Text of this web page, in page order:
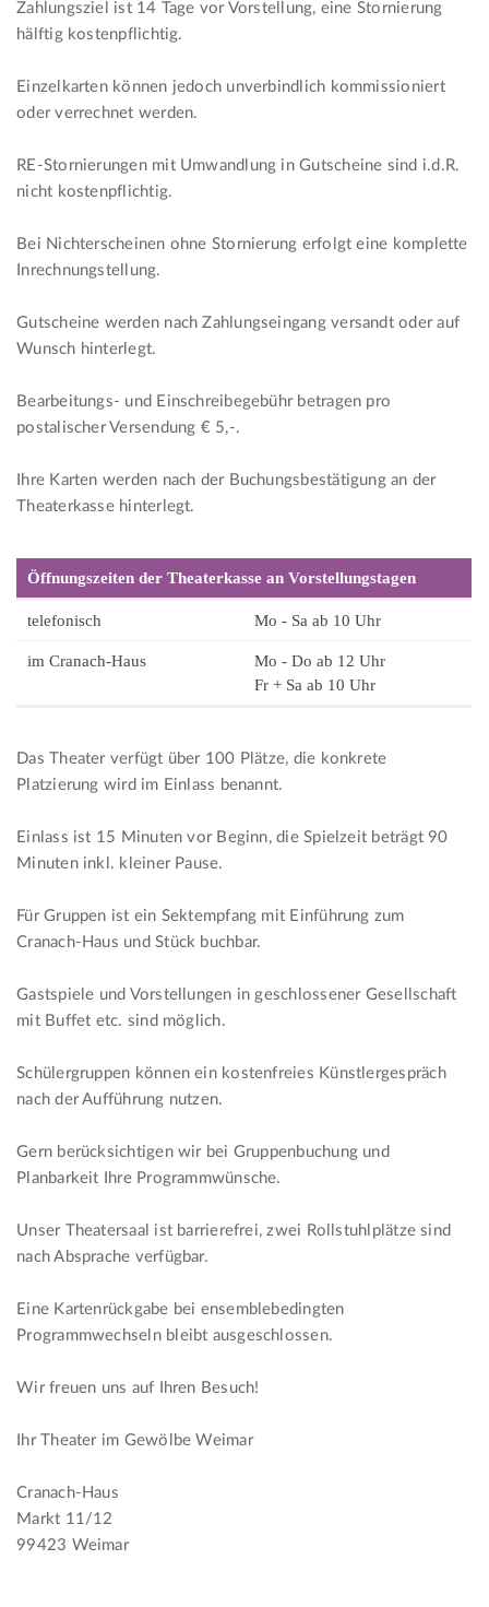
Zahlungsziel ist 14 Tage vor Vorstellung, eine Stornierung
hälftig kostenpflichtig.
Einzelkarten können jedoch unverbindlich kommissioniert
oder verrechnet werden.
RE-Stornierungen mit Umwandlung in Gutscheine sind i.d.R.
nicht kostenpflichtig.
Bei Nichterscheinen ohne Stornierung erfolgt eine komplette
Inrechnungstellung.
Gutscheine werden nach Zahlungseingang versandt oder auf
Wunsch hinterlegt.
Bearbeitungs- und Einschreibegebühr betragen pro
postalischer Versendung € 5,-.
Ihre Karten werden nach der Buchungsbestätigung an der
Theaterkasse hinterlegt.
Öffnungszeiten der Theaterkasse an Vorstellungstagen
telefonisch Mo - Sa ab 10 Uhr
im Cranach-Haus
Mo - Do ab 12 Uhr
Fr + Sa ab 10 Uhr
Das Theater verfügt über 100 Plätze, die konkrete
Platzierung wird im Einlass benannt.
Einlass ist 15 Minuten vor Beginn, die Spielzeit beträgt 90
Minuten inkl. kleiner Pause.
Für Gruppen ist ein Sektempfang mit Einführung zum
Cranach-Haus und Stück buchbar.
Gastspiele und Vorstellungen in geschlossener Gesellschaft
mit Buffet etc. sind möglich.
Schülergruppen können ein kostenfreies Künstlergespräch
nach der Aufführung nutzen.
Gern berücksichtigen wir bei Gruppenbuchung und
Planbarkeit Ihre Programmwünsche.
Unser Theatersaal ist barrierefrei, zwei Rollstuhlplätze sind
nach Absprache verfügbar.
Eine Kartenrückgabe bei ensemblebedingten
Programmwechseln bleibt ausgeschlossen.
Wir freuen uns auf Ihren Besuch!
Ihr Theater im Gewölbe Weimar
Cranach-Haus
Markt 11/12
99423 Weimar